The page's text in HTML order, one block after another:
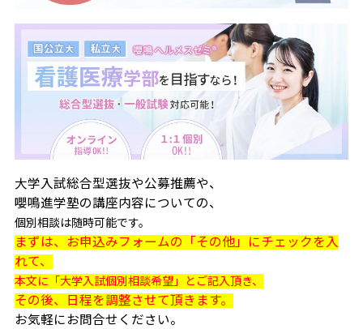
大学入試総合型選抜や公募推薦や、
嚶鳴進学塾の講座内容についての、
個別相談は随時可能です。
まずは、お申込みフォームの「その他」にチェックを入
れて、
本文に「大学入試個別相談希望」とご記入頂き、
その後、日程を調整させて頂きます。
お気軽にお問合せください。